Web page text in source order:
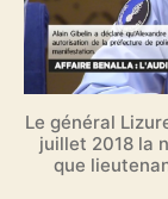
Le général
juillet 2018 la
que